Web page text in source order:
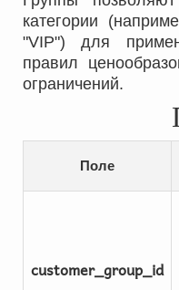
категории
"VIP") для
правил
ограничений.
Поле
customer_group_id